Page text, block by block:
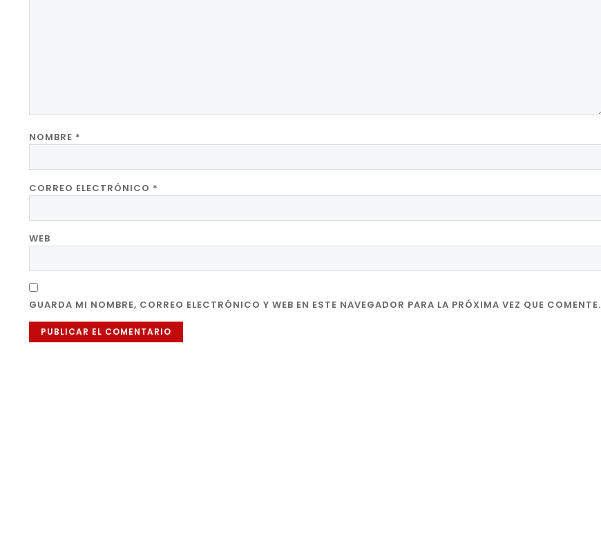
NOMBRE *
CORREO ELECTRÓNICO *
WEB
GUARDA MI NOMBRE, CORREO ELECTRÓNICO Y WEB EN ESTE NAVEGADOR PARA LA PRÓXIMA VEZ QUE COMENTE.